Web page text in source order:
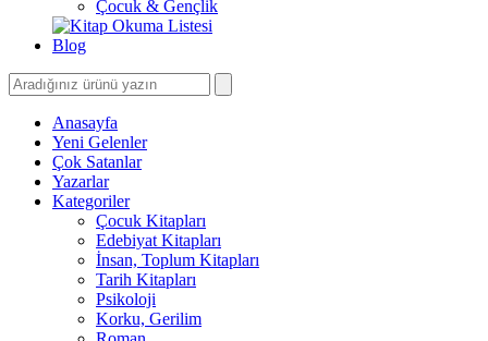
Çocuk & Gençlik
Blog
Anasayfa
Yeni Gelenler
Çok Satanlar
Yazarlar
Kategoriler
Çocuk Kitapları
Edebiyat Kitapları
İnsan, Toplum Kitapları
Tarih Kitapları
Psikoloji
Korku, Gerilim